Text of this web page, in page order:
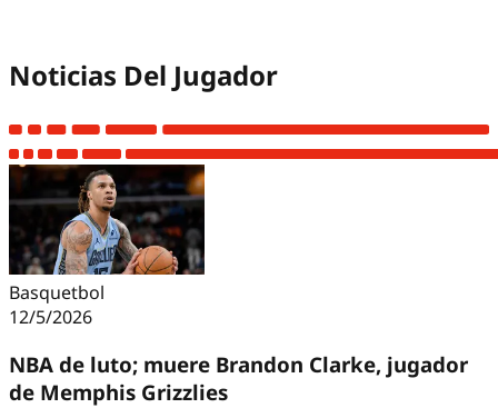
Noticias Del Jugador
Basquetbol
12/5/2026
NBA de luto; muere Brandon Clarke, jugador
de Memphis Grizzlies